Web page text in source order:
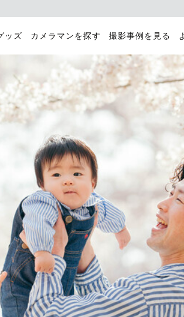
ッズ カメラマンを探す 撮影事例を見る